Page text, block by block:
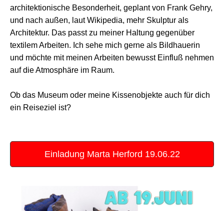
architektionische Besonderheit, geplant von Frank Gehry,
und nach außen, laut Wikipedia, mehr Skulptur als
Architektur. Das passt zu meiner Haltung gegenüber
textilem Arbeiten. Ich sehe mich gerne als Bildhauerin
und möchte mit meinen Arbeiten bewusst Einfluß nehmen
auf die Atmosphäre im Raum.
Ob das Museum oder meine Kissenobjekte auch für dich
ein Reiseziel ist?
Einladung Marta Herford 19.06.22